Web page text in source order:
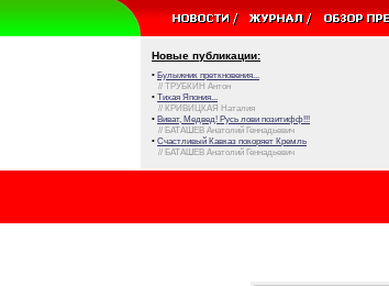
Новые публикации:
• Булыжник преткновения...
// ТРУБКИН Антон
• Тихая Япония...
// КРИВИЦКАЯ Наталия
• Виват, Медвед! Русь лови позитифф!!!
// БАТАШЕВ Анатолий Геннадьевич
• Счастливый Кавказ покоряет Кремль
// БАТАШЕВ Анатолий Геннадьевич